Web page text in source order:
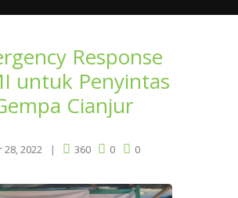
Response
untuk Penyintas
Cianjur
28, 2022 360 0 0